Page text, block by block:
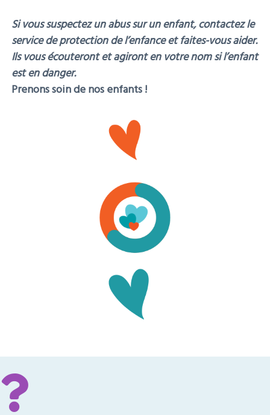
Si vous suspectez un abus sur un enfant, contactez le
service de protection de l’enfance et faites-vous aider.
Ils vous écouteront et agiront en votre nom si l’enfant
est en danger.
Prenons soin de nos enfants !